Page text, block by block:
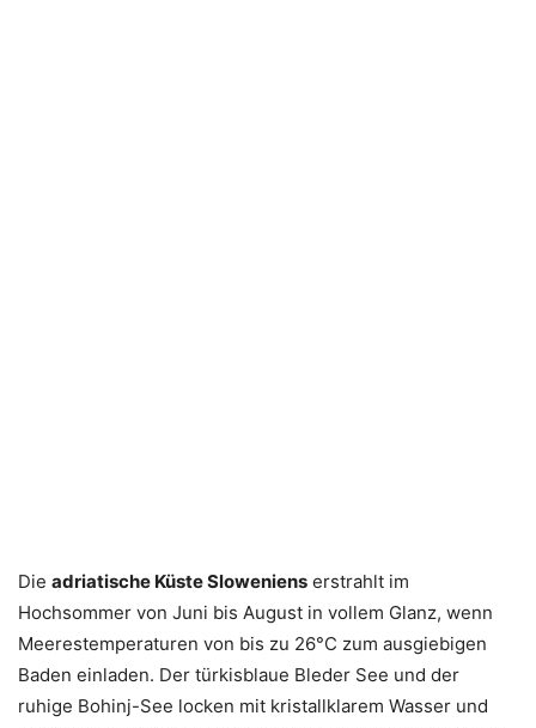
Die adriatische Küste Sloweniens erstrahlt im
Hochsommer von Juni bis August in vollem Glanz, wenn
Meerestemperaturen von bis zu 26°C zum ausgiebigen
Baden einladen. Der türkisblaue Bleder See und der
ruhige Bohinj-See locken mit kristallklarem Wasser und